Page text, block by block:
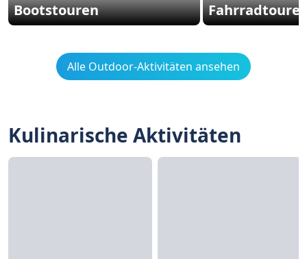
Bootstouren
Alle Outdoor-Aktivitäten ansehen
Kulinarische Aktivitäten